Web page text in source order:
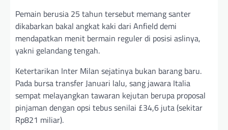
Pemain berusia 25 tahun tersebut memang santer
dikabarkan bakal angkat kaki dari Anfield demi
mendapatkan menit bermain reguler di posisi aslinya,
yakni gelandang tengah.
Ketertarikan Inter Milan sejatinya bukan barang baru.
Pada bursa transfer Januari lalu, sang jawara Italia
sempat melayangkan tawaran kejutan berupa proposal
pinjaman dengan opsi tebus senilai £34,6 juta (sekitar
Rp821 miliar).